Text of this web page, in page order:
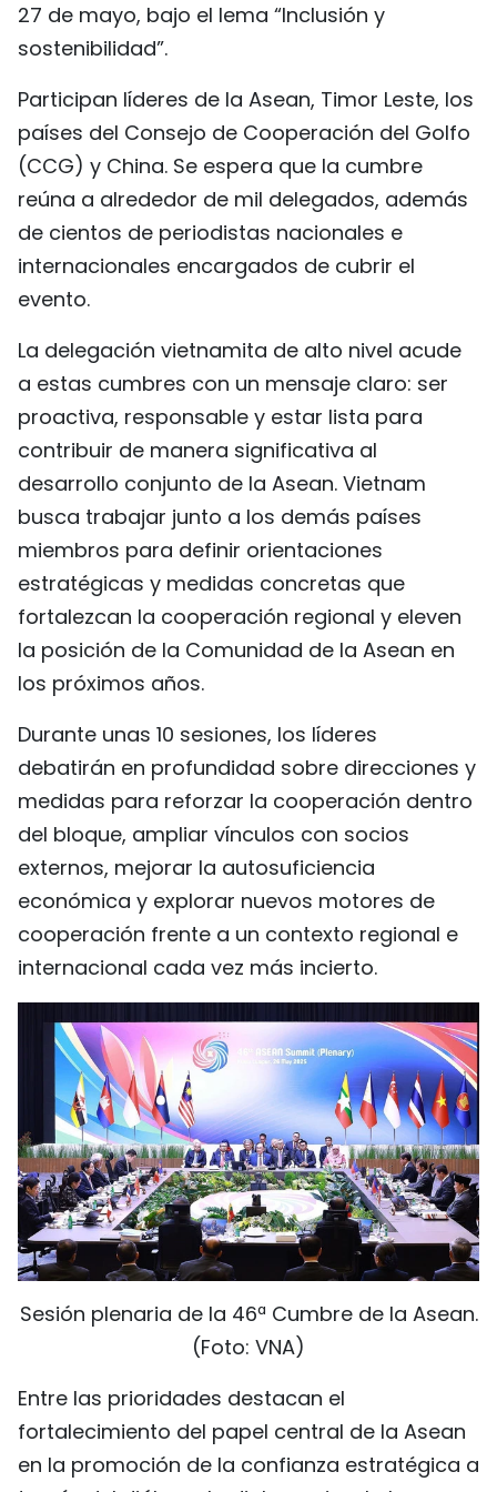
27 de mayo, bajo el lema “Inclusión y
sostenibilidad”.
Participan líderes de la Asean, Timor Leste, los
países del Consejo de Cooperación del Golfo
(CCG) y China. Se espera que la cumbre
reúna a alrededor de mil delegados, además
de cientos de periodistas nacionales e
internacionales encargados de cubrir el
evento.
La delegación vietnamita de alto nivel acude
a estas cumbres con un mensaje claro: ser
proactiva, responsable y estar lista para
contribuir de manera significativa al
desarrollo conjunto de la Asean. Vietnam
busca trabajar junto a los demás países
miembros para definir orientaciones
estratégicas y medidas concretas que
fortalezcan la cooperación regional y eleven
la posición de la Comunidad de la Asean en
los próximos años.
Durante unas 10 sesiones, los líderes
debatirán en profundidad sobre direcciones y
medidas para reforzar la cooperación dentro
del bloque, ampliar vínculos con socios
externos, mejorar la autosuficiencia
económica y explorar nuevos motores de
cooperación frente a un contexto regional e
internacional cada vez más incierto.
Sesión plenaria de la 46ª Cumbre de la Asean.
(Foto: VNA)
Entre las prioridades destacan el
fortalecimiento del papel central de la Asean
en la promoción de la confianza estratégica a